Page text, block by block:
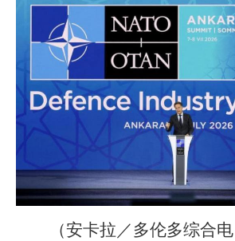
（安卡拉／多伦多综合